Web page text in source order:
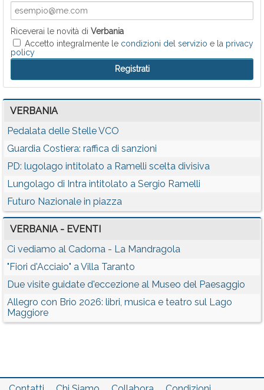
Riceverai le novità di Verbania
Accetto integralmente le condizioni del servizio e la privacy
policy
VERBANIA
Pedalata delle Stelle VCO
Guardia Costiera: raffica di sanzioni
PD: lugolago intitolato a Ramelli scelta divisiva
Lungolago di Intra intitolato a Sergio Ramelli
Futuro Nazionale in piazza
VERBANIA - EVENTI
Ci vediamo al Cadorna - La Mandragola
"Fiori d'Acciaio" a Villa Taranto
Due visite guidate d'eccezione al Museo del Paesaggio
Allegro con Brio 2026: libri, musica e teatro sul Lago
Maggiore